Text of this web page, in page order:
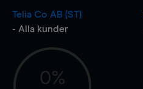
Telia Co AB (ST)
- Alla kunder
0%